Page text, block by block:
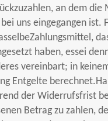
an dem die
uns eingegangen ist.
Zahlungsmittel,
haben, essei
vereinbart; in
Entgelte berechnet.
der Widerrufsfrist
Betrag zu zahlen,